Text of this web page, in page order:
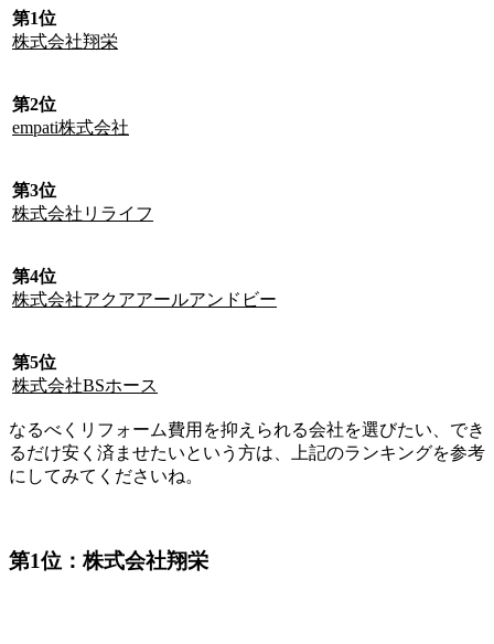
第1位
株式会社翔栄
第2位
empati株式会社
第3位
株式会社リライフ
第4位
株式会社アクアアールアンドビー
第5位
株式会社BSホース
なるべくリフォーム費用を抑えられる会社を選びたい、でき
るだけ安く済ませたいという方は、上記のランキングを参考
にしてみてくださいね。
第1位：株式会社翔栄